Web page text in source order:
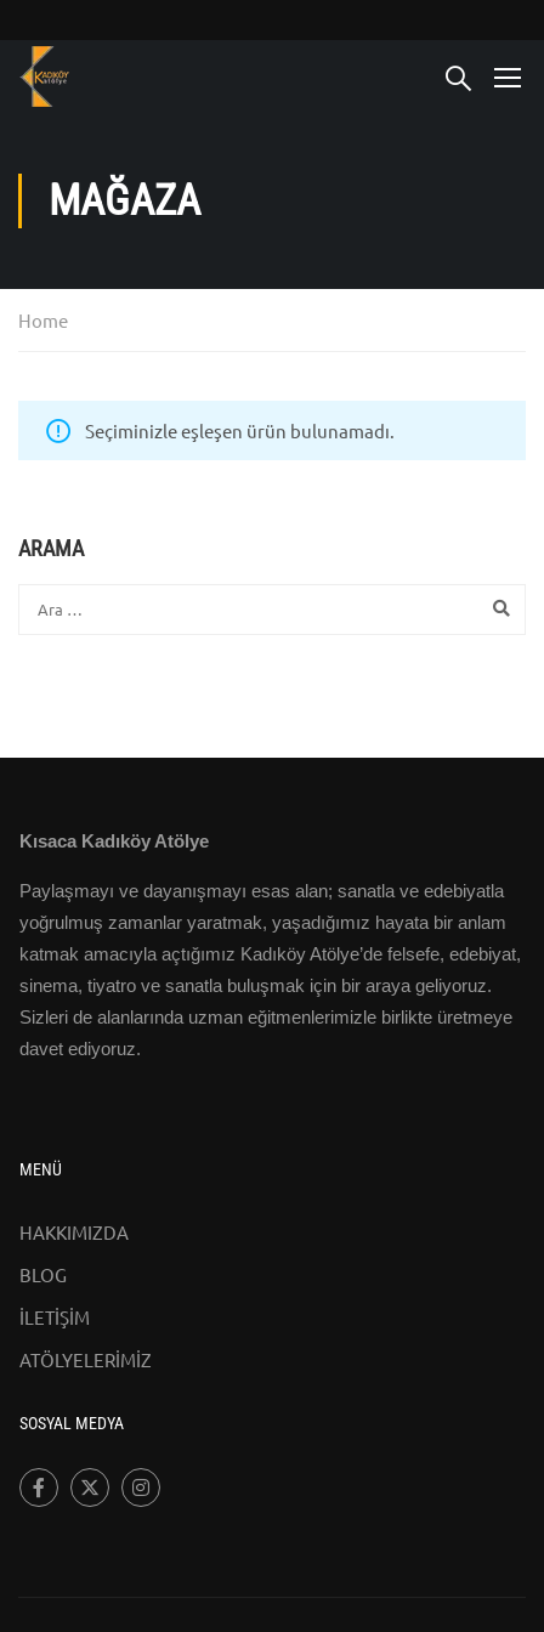
MAĞAZA
Home
Seçiminizle eşleşen ürün bulunamadı.
ARAMA
Kısaca Kadıköy Atölye
Paylaşmayı ve dayanışmayı esas alan; sanatla ve edebiyatla
yoğrulmuş zamanlar yaratmak, yaşadığımız hayata bir anlam
katmak amacıyla açtığımız Kadıköy Atölye’de felsefe, edebiyat,
sinema, tiyatro ve sanatla buluşmak için bir araya geliyoruz.
Sizleri de alanlarında uzman eğitmenlerimizle birlikte üretmeye
davet ediyoruz.
MENÜ
HAKKIMIZDA
BLOG
İLETİŞİM
ATÖLYELERİMİZ
SOSYAL MEDYA